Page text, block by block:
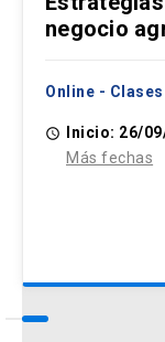
negocio
Online -
access_time
Inicio: 26/
Más fechas